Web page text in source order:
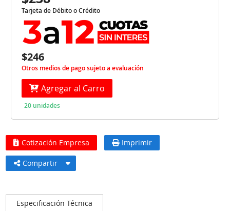
Tarjeta de Débito o Crédito
$246
Otros medios de pago sujeto a evaluación
Agregar al Carro
20 unidades
Cotización Empresa Imprimir
Compartir
Especificación Técnica